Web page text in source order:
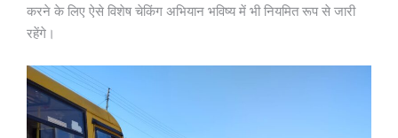
करने के लिए ऐसे विशेष चेकिंग अभियान भविष्य में भी नियमित रूप से जारी
रहेंगे।